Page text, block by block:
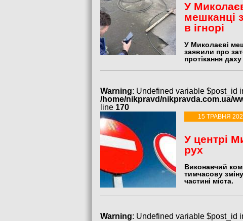
У
мешканці
в ігнорі
У Миколаєві
заявили про
протікання
Warning: Undefined variable $post_id
/home/nikpravd/nikpravda.com.ua/
line 170
15 ТРАВНЯ
У центрі
рух
Виконавчий
тимчасову
частині міста.
Warning: Undefined variable $post_id